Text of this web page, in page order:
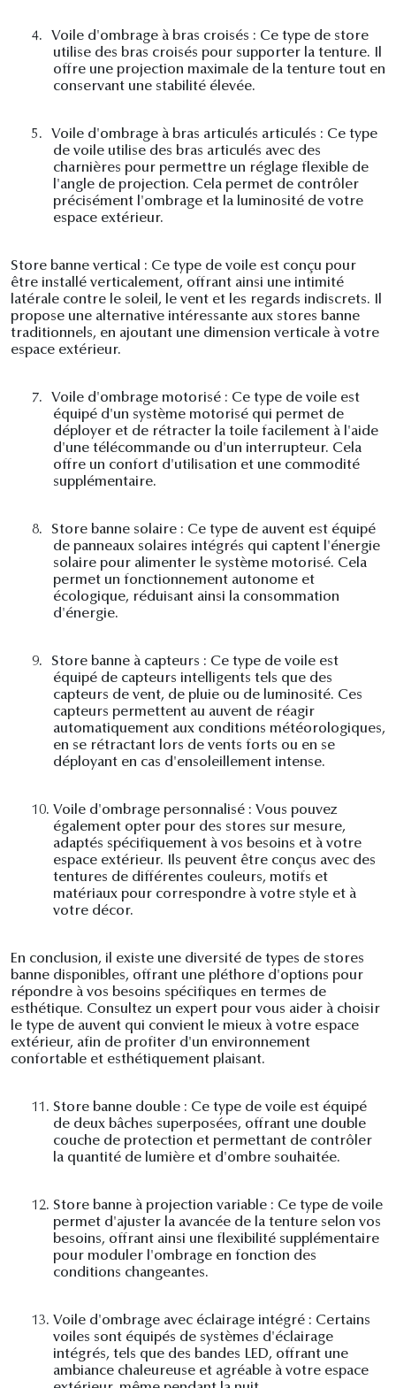
4.
Voile d'ombrage à bras croisés : Ce type de store
utilise des bras croisés pour supporter la tenture. Il
offre une projection maximale de la tenture tout en
conservant une stabilité élevée.
5.
Voile d'ombrage à bras articulés articulés : Ce type
de voile utilise des bras articulés avec des
charnières pour permettre un réglage flexible de
l'angle de projection. Cela permet de contrôler
précisément l'ombrage et la luminosité de votre
espace extérieur.
Store banne vertical : Ce type de voile est conçu pour
être installé verticalement, offrant ainsi une intimité
latérale contre le soleil, le vent et les regards indiscrets. Il
propose une alternative intéressante aux stores banne
traditionnels, en ajoutant une dimension verticale à votre
espace extérieur.
7.
Voile d'ombrage motorisé : Ce type de voile est
équipé d'un système motorisé qui permet de
déployer et de rétracter la toile facilement à l'aide
d'une télécommande ou d'un interrupteur. Cela
offre un confort d'utilisation et une commodité
supplémentaire.
8.
Store banne solaire : Ce type de auvent est équipé
de panneaux solaires intégrés qui captent l'énergie
solaire pour alimenter le système motorisé. Cela
permet un fonctionnement autonome et
écologique, réduisant ainsi la consommation
d'énergie.
9.
Store banne à capteurs : Ce type de voile est
équipé de capteurs intelligents tels que des
capteurs de vent, de pluie ou de luminosité. Ces
capteurs permettent au auvent de réagir
automatiquement aux conditions météorologiques,
en se rétractant lors de vents forts ou en se
déployant en cas d'ensoleillement intense.
10. Voile d'ombrage personnalisé : Vous pouvez
également opter pour des stores sur mesure,
adaptés spécifiquement à vos besoins et à votre
espace extérieur. Ils peuvent être conçus avec des
tentures de différentes couleurs, motifs et
matériaux pour correspondre à votre style et à
votre décor.
En conclusion, il existe une diversité de types de stores
banne disponibles, offrant une pléthore d'options pour
répondre à vos besoins spécifiques en termes de
esthétique. Consultez un expert pour vous aider à choisir
le type de auvent qui convient le mieux à votre espace
extérieur, afin de profiter d'un environnement
confortable et esthétiquement plaisant.
11. Store banne double : Ce type de voile est équipé
de deux bâches superposées, offrant une double
couche de protection et permettant de contrôler
la quantité de lumière et d'ombre souhaitée.
12. Store banne à projection variable : Ce type de voile
permet d'ajuster la avancée de la tenture selon vos
besoins, offrant ainsi une flexibilité supplémentaire
pour moduler l'ombrage en fonction des
conditions changeantes.
13. Voile d'ombrage avec éclairage intégré : Certains
voiles sont équipés de systèmes d'éclairage
intégrés, tels que des bandes LED, offrant une
ambiance chaleureuse et agréable à votre espace